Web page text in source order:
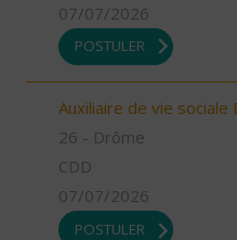
07/07/2026
POSTULER
Auxiliaire de vie sociale
26 - Drôme
CDD
07/07/2026
POSTULER